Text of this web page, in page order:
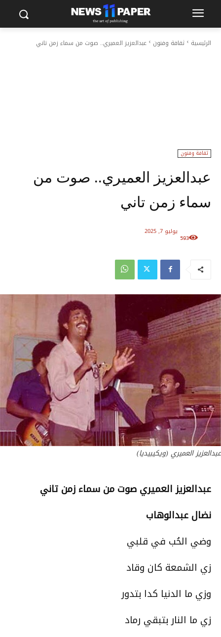
الرئيسية ثقافة وفنون عبدالعزيز العميري.. صوت من سماء زمن تاني
ثقافة وفنون
عبدالعزيز العميري.. صوت من
سماء زمن تاني
يوليو 7, 2025
593
عبدالعزيز العميري (ويكيبيديا)
عبدالعزيز العميري صوت من سماء زمن تاني
نضال عبدالوهاب
وضي الحُب في قلبي
زي الشمعة كان وقاد
وزي ما الدنيا كدا بتدور
زي ما النار بتبقي رماد